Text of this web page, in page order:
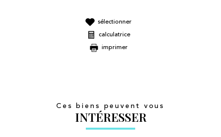
sélectionner
calculatrice
imprimer
Ces biens peuvent vous
INTÉRESSER